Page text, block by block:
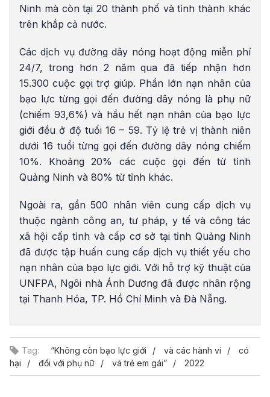
Ninh mà còn tại 20 thành phố và tỉnh thành khác
trên khắp cả nước.
Các dịch vụ đường dây nóng hoạt động miễn phí
24/7, trong hơn 2 năm qua đã tiếp nhận hơn
15.300 cuộc gọi trợ giúp. Phần lớn nạn nhân của
bạo lực từng gọi đến đường dây nóng là phụ nữ
(chiếm 93,6%) và hầu hết nạn nhân của bạo lực
giới đều ở độ tuổi 16 – 59. Tỷ lệ trẻ vị thành niên
dưới 16 tuổi từng gọi đến đường dây nóng chiếm
10%. Khoảng 20% các cuộc gọi đến từ tỉnh
Quảng Ninh và 80% từ tỉnh khác.
Ngoài ra, gần 500 nhân viên cung cấp dịch vụ
thuộc ngành công an, tư pháp, y tế và công tác
xã hội cấp tỉnh và cấp cơ sở tại tỉnh Quảng Ninh
đã được tập huấn cung cấp dịch vụ thiết yếu cho
nạn nhân của bạo lực giới. Với hỗ trợ kỹ thuật của
UNFPA, Ngôi nhà Ánh Dương đã được nhân rộng
tại Thanh Hóa, TP. Hồ Chí Minh và Đà Nẵng.
Tag: “Không còn bạo lực giới và các hành vi
có
hại
đối với phụ nữ và trẻ em gái” 2022